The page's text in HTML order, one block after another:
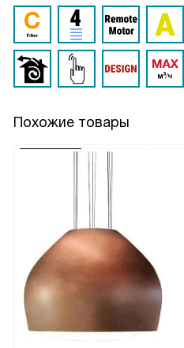
Похожие товары